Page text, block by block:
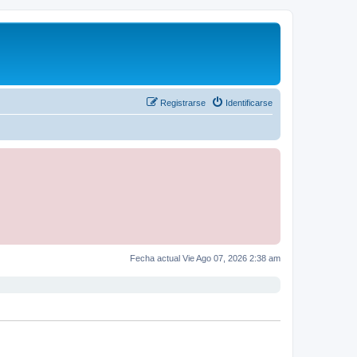
Identificarse
Registrarse
Fecha actual Vie Ago 07, 2026 2:38 am